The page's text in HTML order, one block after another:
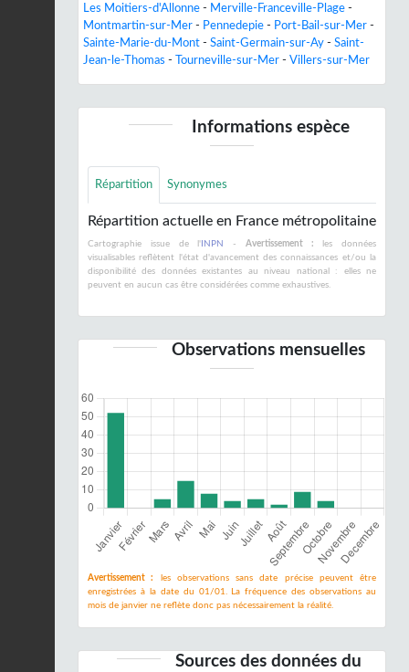
Les Moitiers-d'Allonne - Merville-Franceville-Plage -
Montmartin-sur-Mer - Pennedepie - Port-Bail-sur-Mer -
Sainte-Marie-du-Mont - Saint-Germain-sur-Ay - Saint-
Jean-le-Thomas - Tourneville-sur-Mer - Villers-sur-Mer
Informations espèce
Répartition Synonymes
Répartition actuelle en France métropolitaine
Cartographie issue de l' INPN - Avertissement : les données
visualisables reflètent l'état d'avancement des connaissances et/ou la
disponibilité des données existantes au niveau national : elles ne
peuvent en aucun cas être considérées comme exhaustives.
Observations mensuelles
Avertissement :
les observations sans date précise peuvent être
enregistrées à la date du 01/01. La fréquence des observations au
mois de janvier ne reflète donc pas nécessairement la réalité.
Sources des données du